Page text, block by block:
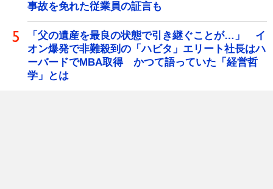
事故を免れた従業員の証言も
「父の遺産を最良の状態で引き継ぐことが…」 イ
オン爆発で非難殺到の「ハビタ」エリート社長はハ
ーバードでMBA取得 かつて語っていた「経営哲
学」とは